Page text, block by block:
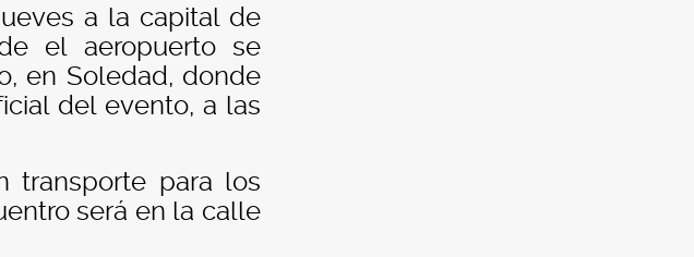
a la capital de
el aeropuerto se
en Soledad, donde
del evento, a las
transporte para los
será en la calle